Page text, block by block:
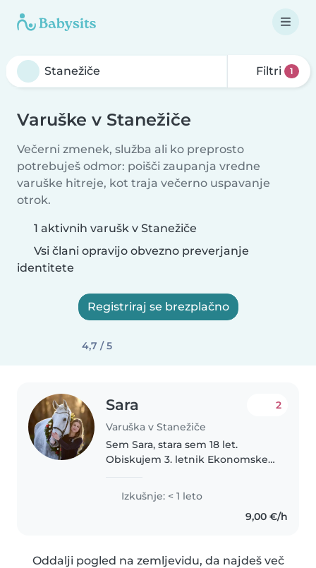
Filtri 1
Varuške v Stanežiče
Večerni zmenek, služba ali ko preprosto
potrebuješ odmor: poišči zaupanja vredne
varuške hitreje, kot traja večerno uspavanje
otrok.
1 aktivnih varušk v Stanežiče
Vsi člani opravijo obvezno preverjanje
identitete
Registriraj se brezplačno
4,7 / 5
Sara
Varuška v Stanežiče
2
Sem Sara, stara sem 18 let.
Obiskujem 3. letnik Ekonomske
in uporabljam svojo domišljijo.
Treniram jahanje na osnovno/
Izkušnje: < 1 leto
9,00 €/h
Oddalji pogled na zemljevidu, da najdeš več